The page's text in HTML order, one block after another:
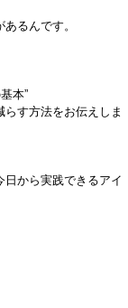
るんです。
本”
す方法をお伝えしま
から実践できるアイ